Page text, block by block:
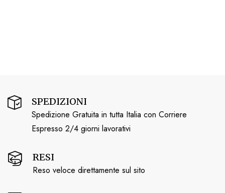
SPEDIZIONI
Spedizione Gratuita in tutta Italia con Corriere
Espresso 2/4 giorni lavorativi
RESI
Reso veloce direttamente sul sito